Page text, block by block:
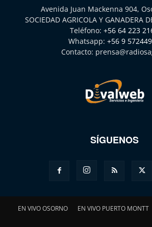
Avenida Juan Mackenna 904,
SOCIEDAD AGRICOLA Y GANADERA
Teléfono: +56 64 223
Whatsapp: +56 9
Contacto:
SÍGUENOS
EN VIVO OSORNO EN VIVO PUERTO MONTT